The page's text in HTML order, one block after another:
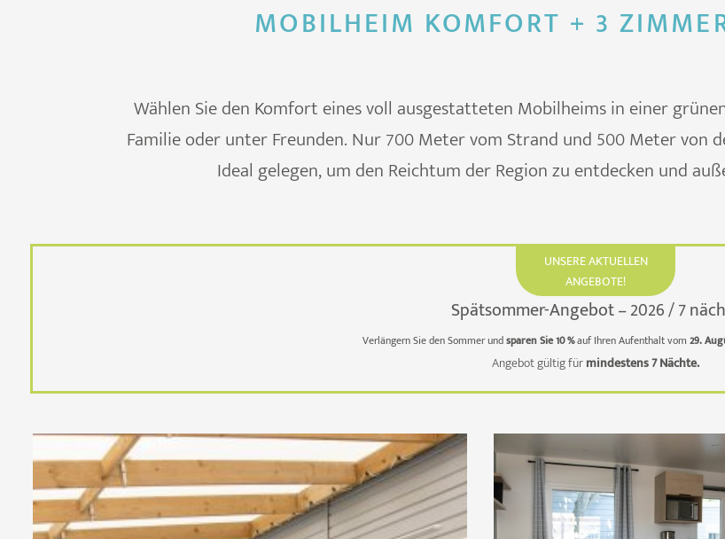
MOBILHEIM KOMFORT + 3
Wählen Sie den Komfort eines voll ausgestatteten Mobilheims in einer
Familie oder unter Freunden. Nur 700 Meter vom Strand und 500 Meter von
Ideal gelegen, um den Reichtum der Region zu entdecken und
UNSERE AKTUELLEN
ANGEBOTE!
Spätsommer-Angebot – 2026 / 7
Verlängern Sie den Sommer undsparen Sie 10 %auf Ihren Aufenthalt vom 29.
Angebot gültig fürmindestens 7 Nächte.